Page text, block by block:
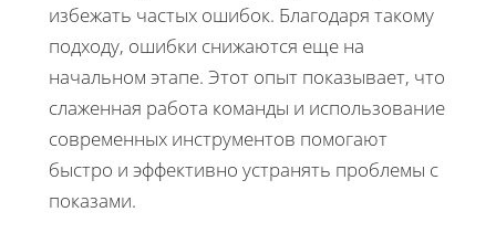
избежать частых ошибок. Благодаря такому
подходу, ошибки снижаются еще на
начальном этапе. Этот опыт показывает, что
слаженная работа команды и использование
современных инструментов помогают
быстро и эффективно устранять проблемы с
показами.